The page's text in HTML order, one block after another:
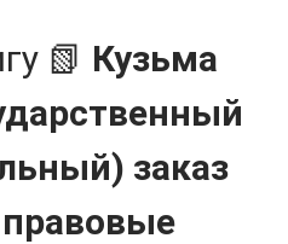
📗 Кузьма
заказ